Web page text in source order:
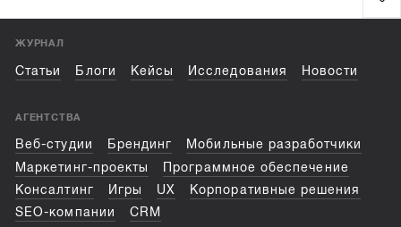
ЖУРНАЛ
Статьи Блоги Кейсы Исследования Новости
АГЕНТСТВА
Веб-студии Брендинг
Мобильные разработчики
Маркетинг-проекты
Программное обеспечение
Консалтинг
Игры UX
Корпоративные решения
SEO-компании
CRM